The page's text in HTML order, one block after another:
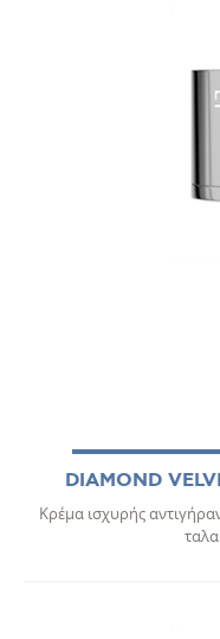
DIAMOND
Κρέμα ισχυρής